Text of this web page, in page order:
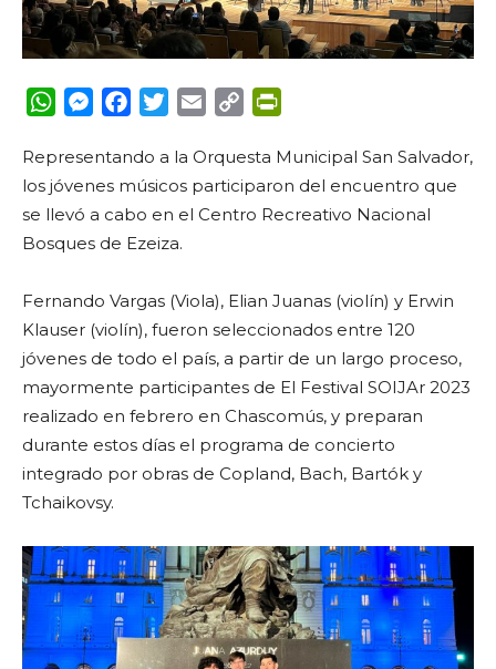
WhatsApp
Messenger
FacebookTwitterEmail Copy
Representando a la Orquesta Municipal San Salvador,
los jóvenes músicos participaron del encuentro que
se llevó a cabo en el Centro Recreativo Nacional
Bosques de Ezeiza.
Fernando Vargas (Viola), Elian Juanas (violín) y Erwin
Klauser (violín), fueron seleccionados entre 120
jóvenes de todo el país, a partir de un largo proceso,
mayormente participantes de El Festival SOIJAr 2023
realizado en febrero en Chascomús, y preparan
durante estos días el programa de concierto
integrado por obras de Copland, Bach, Bartók y
Tchaikovsy.